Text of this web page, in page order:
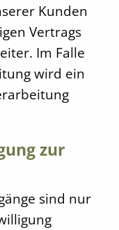
Kunden
Vertrags
Im Falle
wird ein
zur
sind nur